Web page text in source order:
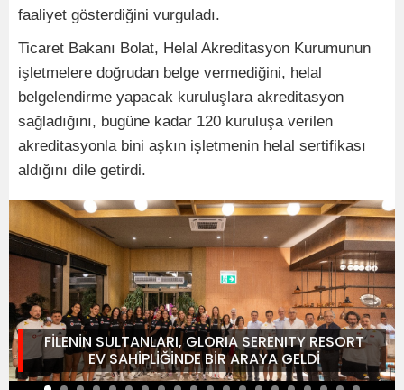
faaliyet gösterdiğini vurguladı.
Ticaret Bakanı Bolat, Helal Akreditasyon Kurumunun
işletmelere doğrudan belge vermediğini, helal
belgelendirme yapacak kuruluşlara akreditasyon
sağladığını, bugüne kadar 120 kuruluşa verilen
akreditasyonla bini aşkın işletmenin helal sertifikası
aldığını dile getirdi.
FİLENİN SULTANLARI, GLORIA SERENITY RESORT
EV SAHİPLİĞİNDE BİR ARAYA GELDİ